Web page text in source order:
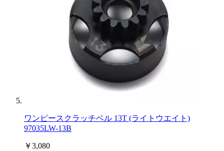
ワンピースクラッチベル 13T (ライトウエイト)
97035LW-13B
￥3,080